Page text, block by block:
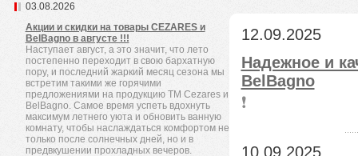
03.08.2026
Акции и скидки на товары CEZARES и
BelBagno в августе !!!
Наступает август, а это значит, что лето
постепенно переходит в свою бархатную
пору, и последний жаркий месяц сезона мы
встретим такими же горячими
предложениями на продукцию TM Cezares и
BelBagno. Самое время успеть вдохнуть
максимум летнего уюта и обновить ванную
комнату, чтобы наслаждаться комфортом не
только после солнечных дней, но и в
предвкушении прохладных вечеров.
12.09.2025
Надежное и
BelBagno
❗️
10.09.2025